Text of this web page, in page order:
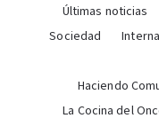
Últimas noticias
Sociedad
Haciendo
La Cocina del